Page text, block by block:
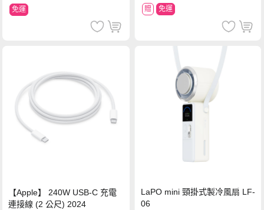
免運 贈 免運
【Apple】 240W USB-C 充電
連接線 (2 公尺) 2024
LaPO mini 頸掛式製冷風扇 LF-
06